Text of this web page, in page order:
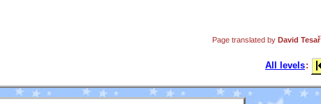
Page translated by David Tesař
All levels: